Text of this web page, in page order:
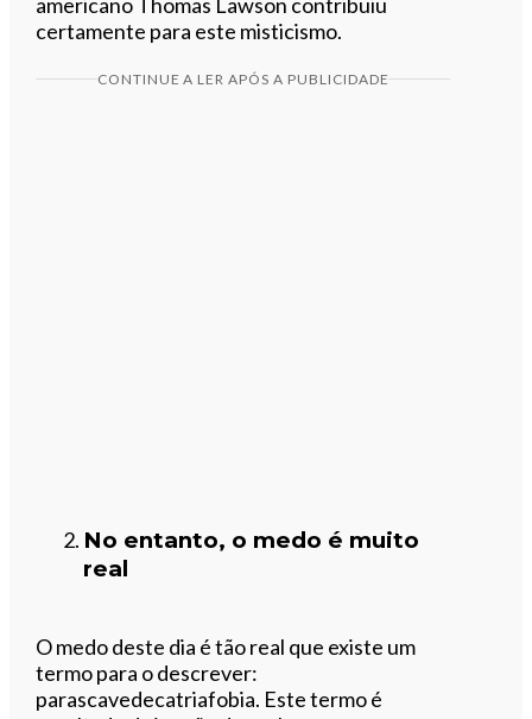
certamente para este misticismo.
CONTINUE A LER APÓS A PUBLICIDADE
No entanto, o medo é muito
real
O medo deste dia é tão real que existe um
termo para o descrever:
parascavedecatriafobia. Este termo é